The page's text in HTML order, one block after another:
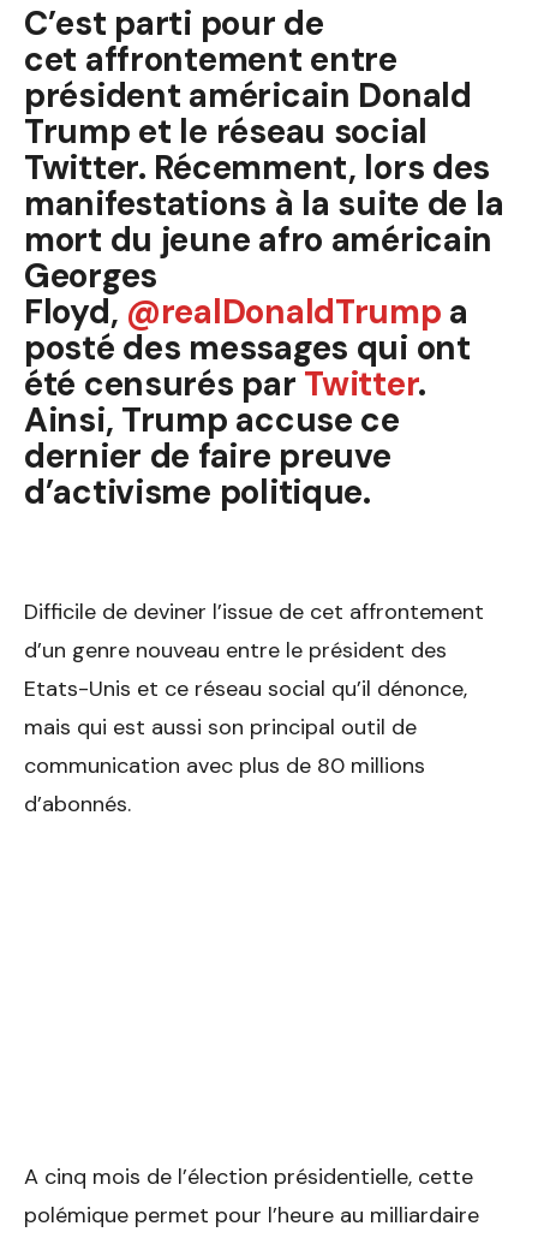
C’est parti pour de
cet affrontement entre
président américain Donald
Trump et le réseau social
Twitter. Récemment, lors des
manifestations à la suite de la
mort du jeune afro américain
Georges
Floyd, @realDonaldTrump a
posté des messages qui ont
été censurés par Twitter.
Ainsi, Trump accuse ce
dernier de faire preuve
d’activisme politique.
Difficile de deviner l’issue de cet affrontement
d’un genre nouveau entre le président des
Etats-Unis et ce réseau social qu’il dénonce,
mais qui est aussi son principal outil de
communication avec plus de 80 millions
d’abonnés.
A cinq mois de l’élection présidentielle, cette
polémique permet pour l’heure au milliardaire